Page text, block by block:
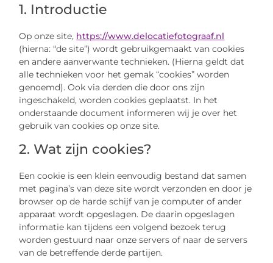
1. Introductie
Op onze site, https://www.delocatiefotograaf.nl
(hierna: “de site”) wordt gebruikgemaakt van cookies
en andere aanverwante technieken. (Hierna geldt dat
alle technieken voor het gemak “cookies” worden
genoemd). Ook via derden die door ons zijn
ingeschakeld, worden cookies geplaatst. In het
onderstaande document informeren wij je over het
gebruik van cookies op onze site.
2. Wat zijn cookies?
Een cookie is een klein eenvoudig bestand dat samen
met pagina’s van deze site wordt verzonden en door je
browser op de harde schijf van je computer of ander
apparaat wordt opgeslagen. De daarin opgeslagen
informatie kan tijdens een volgend bezoek terug
worden gestuurd naar onze servers of naar de servers
van de betreffende derde partijen.